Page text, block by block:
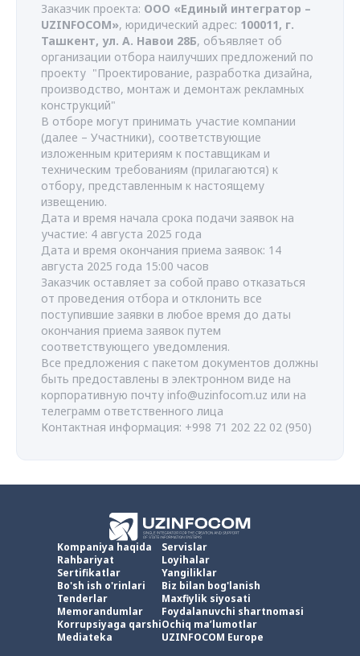
Заказчик проекта: ООО «Единый интегратор –
UZINFOCOM», юридический адрес: 100011, г.
Ташкент, ул. А. Навои 28Б, объявляет об
организации отбора наилучших предложений по
проекту "Проектирование, разработка дизайна,
производство, монтаж и демонтаж рекламных
конструкций"
В отборе могут принимать участие компании
(далее – Участники), соответствующие
изложенным критериям к поставщикам и
техническим требованиям (прилагаются) к
отбору, представленным к настоящему
извещению.
Дата и время начала срока подачи заявок на
участие: 4 августа 2025 года
Дата и время окончания приема заявок: 14
августа 2025 года 15:00 часов
Заказчик оставляет за собой право отказаться
от проведения отбора и отклонить все
поступившие заявки в любое время до даты
окончания приема заявок путем
соответствующего уведомления.
Все предложения с пакетом документов должны
быть предоставлены в электронном виде на
корпоративную почту info@uzinfocom.uz или на
телеграмм ответственного лица
Контактная информация: +998 71 202 22 02 (950)
Kompaniya haqida
Rahbariyat
Sertifikatlar
Bo'sh ish o'rinlari
Tenderlar
Memorandumlar
Korrupsiyaga qarshi
Mediateka
Servislar
Loyihalar
Yangiliklar
Biz bilan bog'lanish
Maxfiylik siyosati
Foydalanuvchi shartnomasi
Ochiq ma’lumotlar
UZINFOCOM Europe